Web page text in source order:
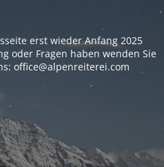
erst wieder Anfang 2025
oder Fragen haben wenden Sie
office@alpenreiterei.com